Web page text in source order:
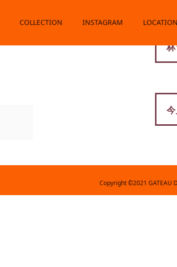
COLLECTION INSTAGRAM LOCATION
Copyright ©2021 GATEAU